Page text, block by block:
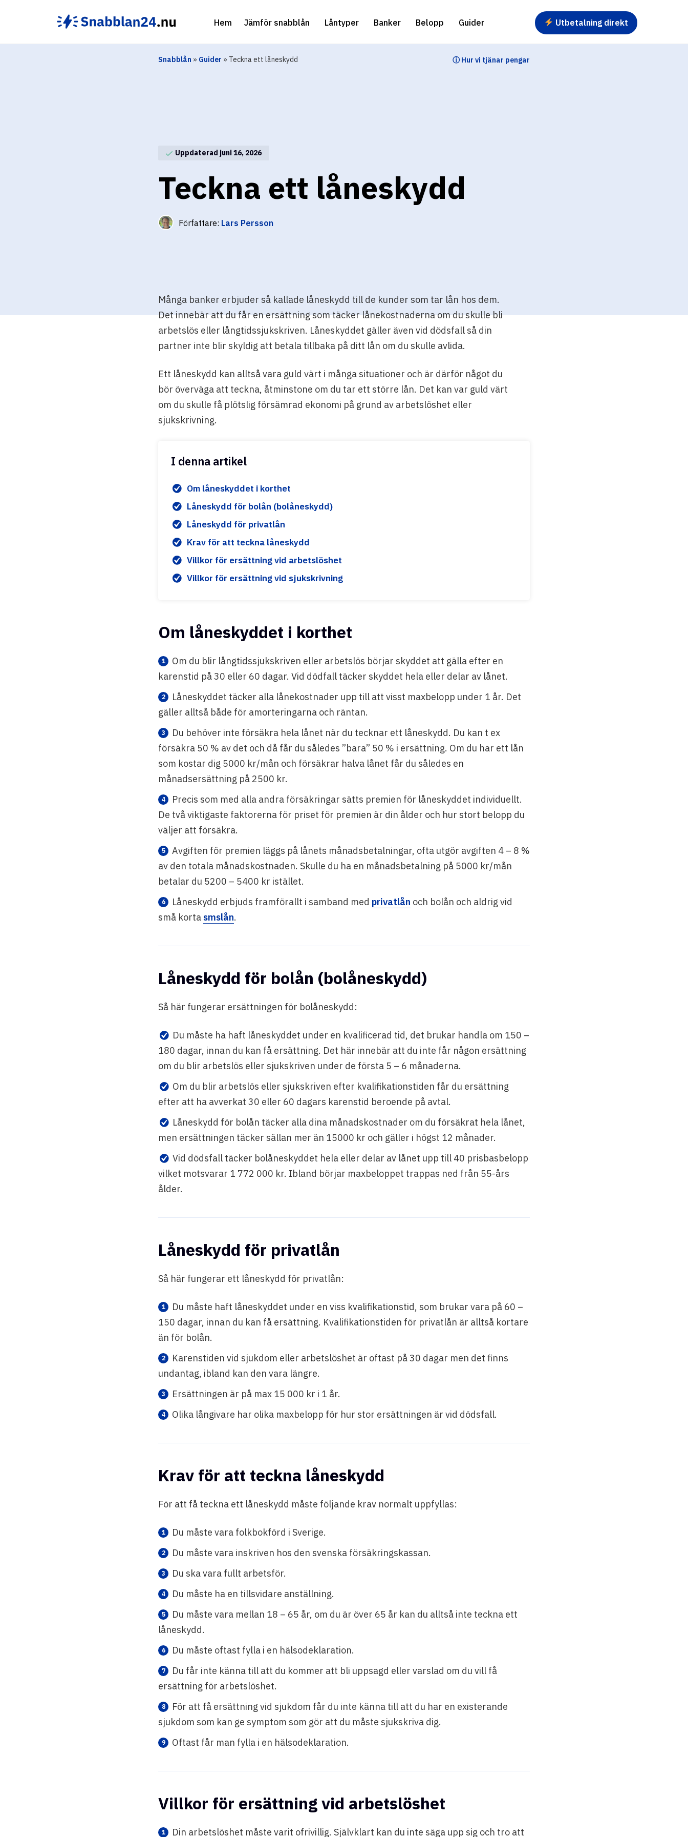
Hem Jämför snabblån Låntyper Banker Belopp Guider Utbetalning direkt
Snabblån » Guider » Teckna ett låneskydd ⓘ Hur vi tjänar pengar
Uppdaterad juni 16, 2026
Teckna ett låneskydd
Författare: Lars Persson
Många banker erbjuder så kallade låneskydd till de kunder som tar lån hos dem.
Det innebär att du får en ersättning som täcker lånekostnaderna om du skulle bli
arbetslös eller långtidssjukskriven. Låneskyddet gäller även vid dödsfall så din
partner inte blir skyldig att betala tillbaka på ditt lån om du skulle avlida.
Ett låneskydd kan alltså vara guld värt i många situationer och är därför något du
bör överväga att teckna, åtminstone om du tar ett större lån. Det kan var guld värt
om du skulle få plötslig försämrad ekonomi på grund av arbetslöshet eller
sjukskrivning.
I denna artikel
Om låneskyddet i korthet
Låneskydd för bolån (bolåneskydd)
Låneskydd för privatlån
Krav för att teckna låneskydd
Villkor för ersättning vid arbetslöshet
Villkor för ersättning vid sjukskrivning
Om låneskyddet i korthet
Om du blir långtidssjukskriven eller arbetslös börjar skyddet att gälla efter en
karenstid på 30 eller 60 dagar. Vid dödfall täcker skyddet hela eller delar av lånet.
Låneskyddet täcker alla lånekostnader upp till att visst maxbelopp under 1 år. Det
gäller alltså både för amorteringarna och räntan.
Du behöver inte försäkra hela lånet när du tecknar ett låneskydd. Du kan t ex
försäkra 50 % av det och då får du således ”bara” 50 % i ersättning. Om du har ett lån
som kostar dig 5000 kr/mån och försäkrar halva lånet får du således en
månadsersättning på 2500 kr.
Precis som med alla andra försäkringar sätts premien för låneskyddet individuellt.
De två viktigaste faktorerna för priset för premien är din ålder och hur stort belopp du
väljer att försäkra.
Avgiften för premien läggs på lånets månadsbetalningar, ofta utgör avgiften 4 – 8 %
av den totala månadskostnaden. Skulle du ha en månadsbetalning på 5000 kr/mån
betalar du 5200 – 5400 kr istället.
Låneskydd erbjuds framförallt i samband med privatlån och bolån och aldrig vid
små kortasmslån.
Låneskydd för bolån (bolåneskydd)
Så här fungerar ersättningen för bolåneskydd:
Du måste ha haft låneskyddet under en kvalificerad tid, det brukar handla om 150 –
180 dagar, innan du kan få ersättning. Det här innebär att du inte får någon ersättning
om du blir arbetslös eller sjukskriven under de första 5 – 6 månaderna.
Om du blir arbetslös eller sjukskriven efter kvalifikationstiden får du ersättning
efter att ha avverkat 30 eller 60 dagars karenstid beroende på avtal.
Låneskydd för bolån täcker alla dina månadskostnader om du försäkrat hela lånet,
men ersättningen täcker sällan mer än 15000 kr och gäller i högst 12 månader.
Vid dödsfall täcker bolåneskyddet hela eller delar av lånet upp till 40 prisbasbelopp
vilket motsvarar 1 772 000 kr. Ibland börjar maxbeloppet trappas ned från 55-års
ålder.
Låneskydd för privatlån
Så här fungerar ett låneskydd för privatlån:
Du måste haft låneskyddet under en viss kvalifikationstid, som brukar vara på 60 –
150 dagar, innan du kan få ersättning. Kvalifikationstiden för privatlån är alltså kortare
än för bolån.
Karenstiden vid sjukdom eller arbetslöshet är oftast på 30 dagar men det finns
undantag, ibland kan den vara längre.
Ersättningen är på max 15 000 kr i 1 år.
Olika långivare har olika maxbelopp för hur stor ersättningen är vid dödsfall.
Krav för att teckna låneskydd
För att få teckna ett låneskydd måste följande krav normalt uppfyllas:
Du måste vara folkbokförd i Sverige.
Du måste vara inskriven hos den svenska försäkringskassan.
Du ska vara fullt arbetsför.
Du måste ha en tillsvidare anställning.
Du måste vara mellan 18 – 65 år, om du är över 65 år kan du alltså inte teckna ett
låneskydd.
Du måste oftast fylla i en hälsodeklaration.
Du får inte känna till att du kommer att bli uppsagd eller varslad om du vill få
ersättning för arbetslöshet.
För att få ersättning vid sjukdom får du inte känna till att du har en existerande
sjukdom som kan ge symptom som gör att du måste sjukskriva dig.
Oftast får man fylla i en hälsodeklaration.
Villkor för ersättning vid arbetslöshet
Din arbetslöshet måste varit ofrivillig. Självklart kan du inte säga upp sig och tro att